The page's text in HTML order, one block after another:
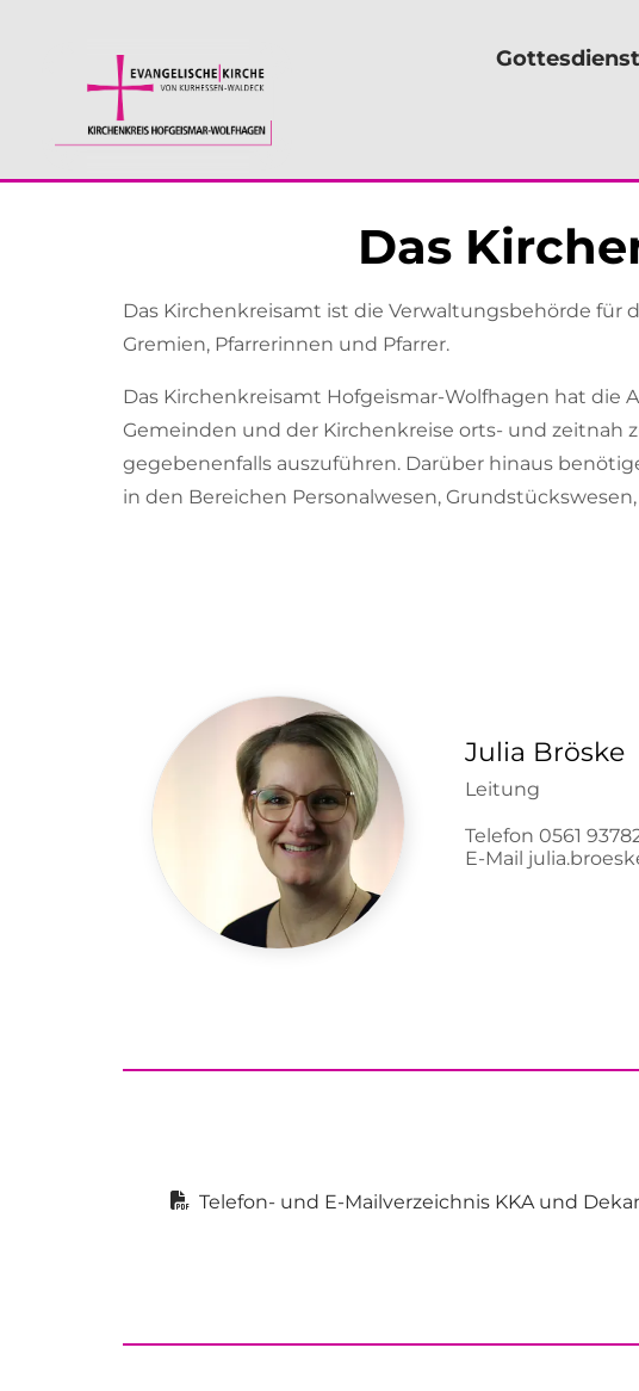
Das
Das Kirchenkreisamt ist die Verwaltungsbehörde
Gremien, Pfarrerinnen und Pfarrer.
Das Kirchenkreisamt Hofgeismar-Wolfhagen hat die
Gemeinden und der Kirchenkreise orts- und zeitnah
gegebenenfalls auszuführen. Darüber hinaus
in den Bereichen Personalwesen,
Julia Bröske
Leitung
Telefon 0561
E-Mail
Telefon- und E-Mailverzeichnis KKA und